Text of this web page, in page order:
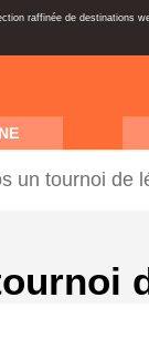
raffinée de destinations
un tournoi de